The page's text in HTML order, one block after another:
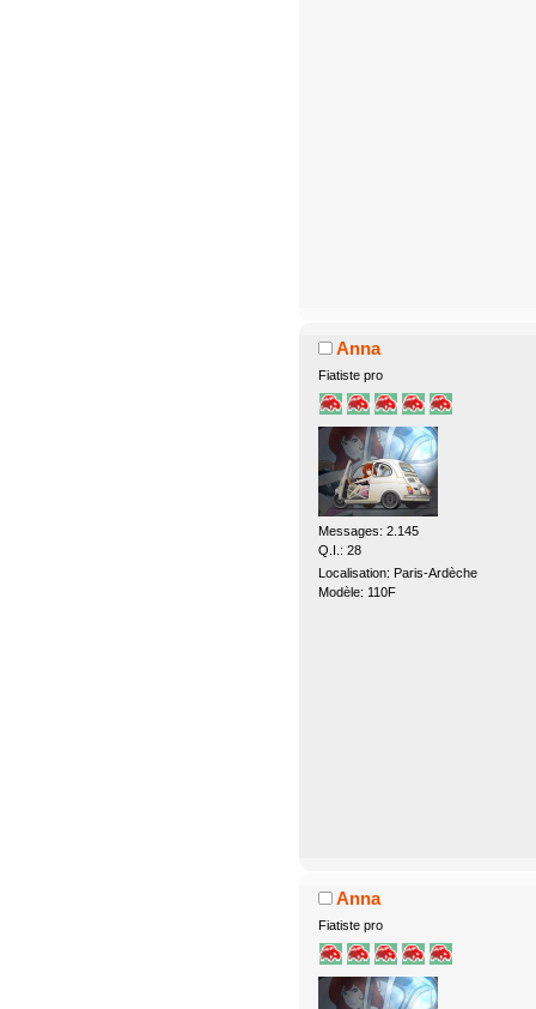
Anna
Fiatiste pro
Messages: 2.145
Q.I.: 28
Localisation: Paris-Ardèche
Modèle: 110F
Anna
Fiatiste pro